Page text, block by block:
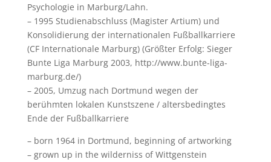
Psychologie in Marburg/Lahn.
– 1995 Studienabschluss (Magister Artium) und
Konsolidierung der internationalen Fußballkarriere
(CF Internationale Marburg) (Größter Erfolg: Sieger
Bunte Liga Marburg 2003, http://www.bunte-liga-
marburg.de/)
– 2005, Umzug nach Dortmund wegen der
berühmten lokalen Kunstszene / altersbedingtes
Ende der Fußballkarriere
– born 1964 in Dortmund, beginning of artworking
– grown up in the wilderniss of Wittgenstein